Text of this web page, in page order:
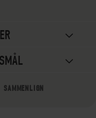
SAMMENLIGN